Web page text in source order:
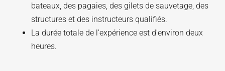
bateaux, des pagaies, des gilets de sauvetage, des
structures et des instructeurs qualifiés.
La durée totale de l'expérience est d'environ deux
heures.